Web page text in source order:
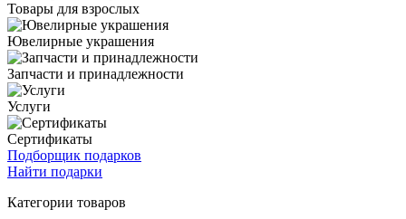
Товары для взрослых
Ювелирные украшения
Запчасти и принадлежности
Услуги
Сертификаты
Подборщик подарков
Найти подарки
Категории товаров